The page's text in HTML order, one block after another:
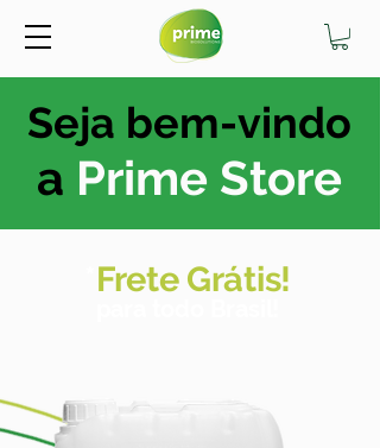
Seja bem-vindo
a Prime Store
Frete Grátis!